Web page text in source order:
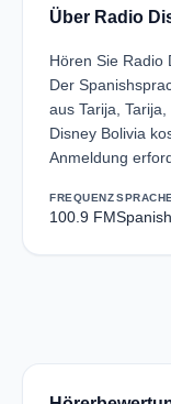
Über Radio
Hören Sie Radio
Der
aus Tarija,
Disney Bolivia
Anmeldung
FREQUENZ
100.9 FM
SPRACHE
Spanish